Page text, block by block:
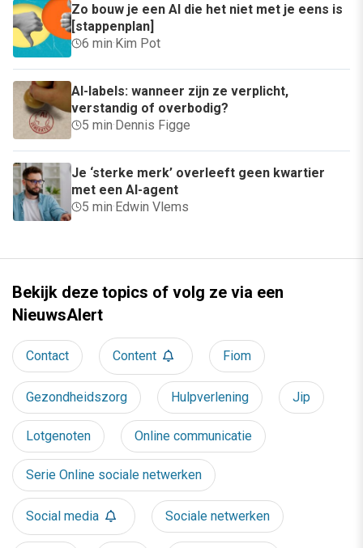
Zo bouw je een AI die het niet met je eens is
[stappenplan]
6 min·Kim Pot
AI-labels: wanneer zijn ze verplicht,
verstandig of overbodig?
5 min·Dennis Figge
Je ‘sterke merk’ overleeft geen kwartier
met een AI-agent
5 min·Edwin Vlems
Bekijk deze topics of volg ze via een
NieuwsAlert
Contact Content Fiom
Gezondheidszorg Hulpverlening Jip
Lotgenoten Online communicatie
Serie Online sociale netwerken
Social media Sociale netwerken